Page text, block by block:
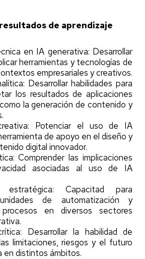
de aprendizaje
en IA generativa: Desarrollar
herramientas y tecnologías de
empresariales y creativos.
Desarrollar habilidades para
los resultados de aplicaciones
la generación de contenido y
Potenciar el uso de IA
de apoyo en el diseño y
digital innovador.
Comprender las implicaciones
asociadas al uso de IA
estratégica: Capacitad para
de automatización y
en diversos sectores
Desarrollar la habilidad de
limitaciones, riesgos y el futuro
en distintos ámbitos.